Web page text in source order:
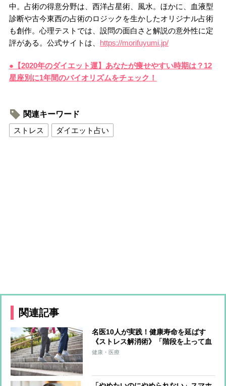
中。占術の得意分野は、西洋占星術、風水。ほかに、血液型
診断や古今東西の占術のロジックを生かしたオリジナル占術
も創作。心理テストでは、設問の面白さと解説の意外性に定
評がある。公式サイトは、 https://morifuyumi.jp/
●【2020年のダイエット運】あなたが痩せやすい時期は？12
星座別に1年間のバイオリズムをチェック！
関連キーワード
ストレス
ダイエット占い
関連記事
名医10人が実践！健康寿命を延ばす
《ストレス解消術》「階段を上って血
流をよくする」「1〜5分程度の瞑想」
健康・医療